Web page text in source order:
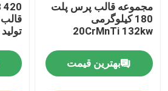
مجموعه قالب پرس پلت
180 کیلوگرمی
20CrMnTi 132kw
بهترین قیمت
420
تولید 150 کیلوگرم